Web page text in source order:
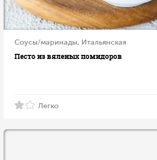
Соусы/маринады, Итальянская
Песто из вяленых помидоров
Легко